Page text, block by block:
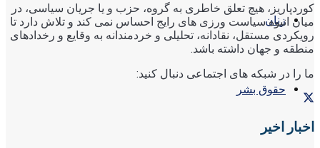
زنان
حقوق بشر
کوردپاریز، هیچ تعلق خاطری به گروه، حزب و یا جریان سیاسی، در
میان انبوه سیاست ورزی های رایج احساس نمی کند و تلاش دارد تا
رویکردی مستقل، نقادانه، تحلیلی و خردمندانه به وقایع و رخدادهای
منطقه و جهان داشته باشد.
ما را در شبکه های اجتماعی دنبال کنید:
اخبار اخیر